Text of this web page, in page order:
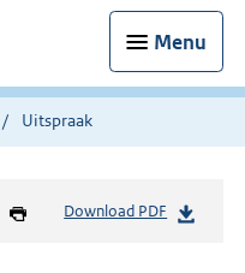
Menu
Uitspraak
Download PDF